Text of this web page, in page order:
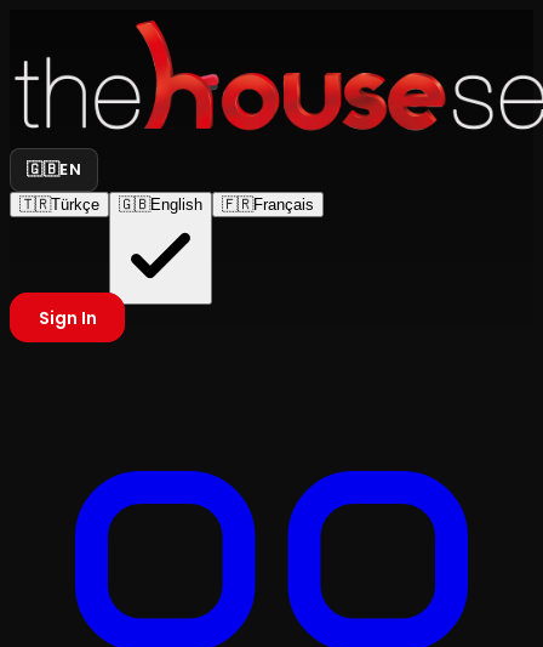
🇬🇧EN
🇹🇷Türkçe 🇬🇧English 🇫🇷Français
Sign In